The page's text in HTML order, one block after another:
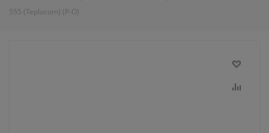
555 (Teplocom) (Р-О)